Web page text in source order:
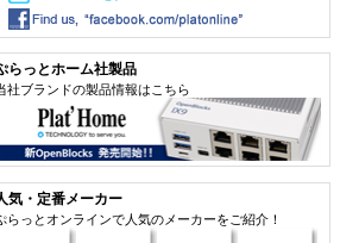
らっとホーム社製品
社ブランドの製品情報はこちら
気・定番メーカー
らっとオンラインで人気のメーカーをご紹介！